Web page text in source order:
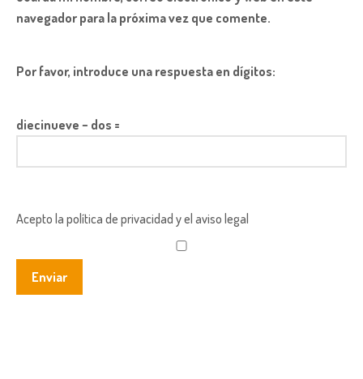
navegador para la próxima vez que comente.
Por favor, introduce una respuesta en dígitos:
diecinueve − dos =
Acepto la política de privacidad y el aviso legal